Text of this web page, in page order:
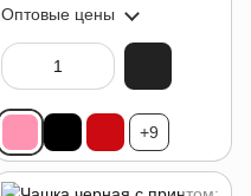
Оптовые цены
+9